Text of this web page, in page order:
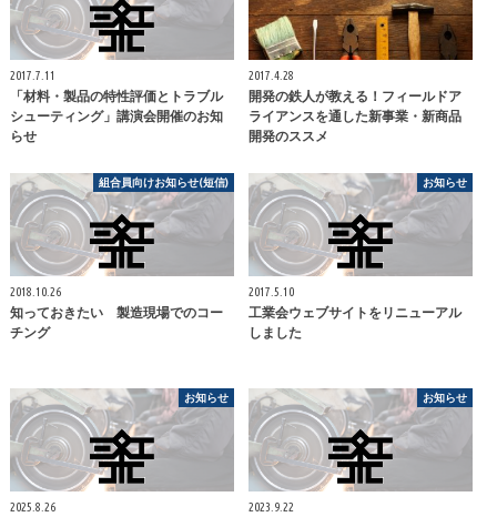
2017.7.11
「材料・製品の特性評価とトラブル
シューティング」講演会開催のお知
らせ
2017.4.28
開発の鉄人が教える！フィールドア
ライアンスを通した新事業・新商品
開発のススメ
組合員向けお知らせ(短信)
2018.10.26
知っておきたい 製造現場でのコー
チング
お知らせ
2017.5.10
工業会ウェブサイトをリニューアル
しました
お知らせ
2025.8.26
お知らせ
2023.9.22